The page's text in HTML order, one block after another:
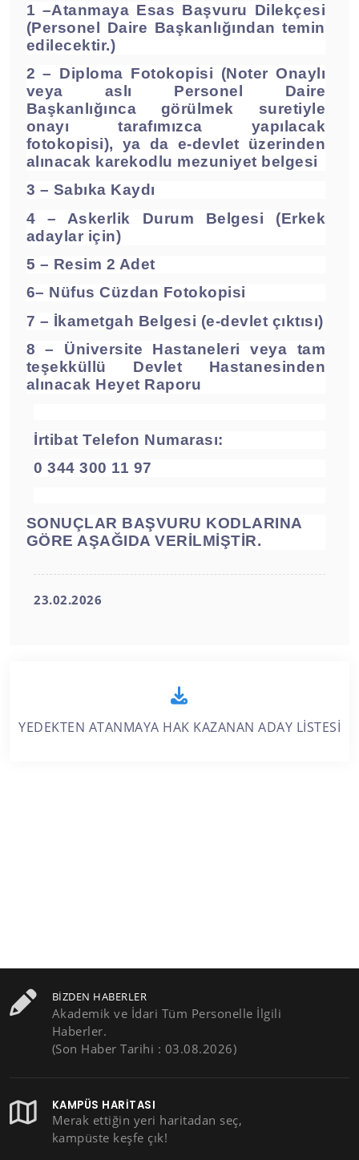
1 –Atanmaya Esas Başvuru Dilekçesi
(Personel Daire Başkanlığından temin
edilecektir.)
2 – Diploma Fotokopisi (Noter Onaylı
veya aslı Personel Daire
Başkanlığınca görülmek suretiyle
onayı tarafımızca yapılacak
fotokopisi), ya da e-devlet üzerinden
alınacak karekodlu mezuniyet belgesi
3 – Sabıka Kaydı
4 – Askerlik Durum Belgesi (Erkek
adaylar için)
5 – Resim 2 Adet
6– Nüfus Cüzdan Fotokopisi
7 – İkametgah Belgesi (e-devlet çıktısı)
8 – Üniversite Hastaneleri veya tam
teşekküllü Devlet Hastanesinden
alınacak Heyet Raporu
İrtibat Telefon Numarası:
0 344 300 11 97
SONUÇLAR BAŞVURU KODLARINA
GÖRE AŞAĞIDA VERİLMİŞTİR.
23.02.2026
YEDEKTEN ATANMAYA HAK KAZANAN ADAY LİSTESİ
BIZDEN HABERLER
Akademik ve İdari Tüm Personelle İlgili
Haberler.
(Son Haber Tarihi : 03.08.2026)
KAMPÜS HARITASI
Merak ettiğin yeri haritadan seç,
kampüste keşfe çık!